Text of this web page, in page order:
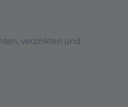
verzinkten und